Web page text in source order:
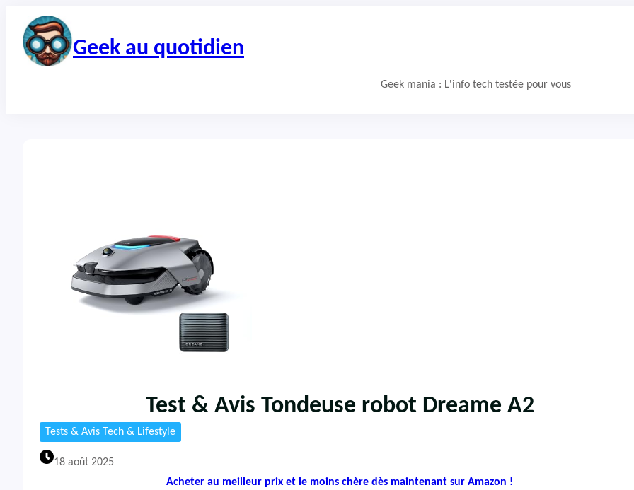
contenu
Geek au quotidien
Geek mania : L'info tech testée pour vous
Test & Avis Tondeuse robot Dreame A2
Tests & Avis Tech & Lifestyle
18 août 2025
Acheter au meilleur prix et le moins chère dès maintenant sur Amazon !